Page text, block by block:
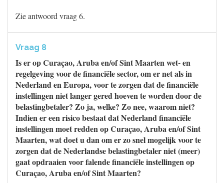
Zie antwoord vraag 6.
Vraag 8
Is er op Curaçao, Aruba en/of Sint Maarten wet- en
regelgeving voor de financiële sector, om er net als in
Nederland en Europa, voor te zorgen dat de financiële
instellingen niet langer gered hoeven te worden door de
belastingbetaler? Zo ja, welke? Zo nee, waarom niet?
Indien er een risico bestaat dat Nederland financiële
instellingen moet redden op Curaçao, Aruba en/of Sint
Maarten, wat doet u dan om er zo snel mogelijk voor te
zorgen dat de Nederlandse belastingbetaler niet (meer)
gaat opdraaien voor falende financiële instellingen op
Curaçao, Aruba en/of Sint Maarten?